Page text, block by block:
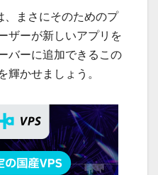
まさにそのためのプ
ザーが新しいアプリを
バーに追加できるこの
かせましょう。